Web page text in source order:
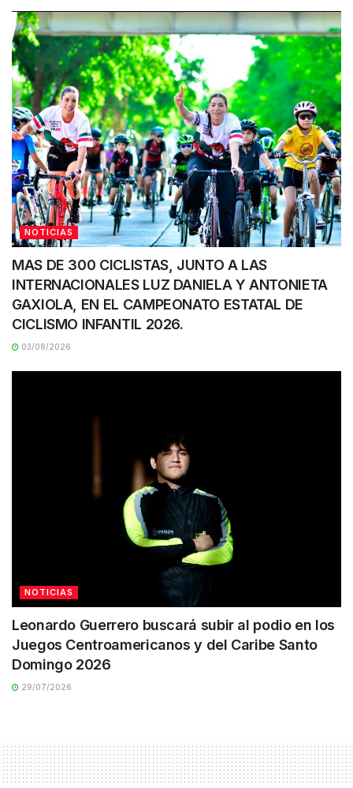
NOTICIAS
MAS DE 300 CICLISTAS, JUNTO A LAS
INTERNACIONALES LUZ DANIELA Y ANTONIETA
GAXIOLA, EN EL CAMPEONATO ESTATAL DE
CICLISMO INFANTIL 2026.
03/08/2026
NOTICIAS
Leonardo Guerrero buscará subir al podio en los
Juegos Centroamericanos y del Caribe Santo
Domingo 2026
29/07/2026